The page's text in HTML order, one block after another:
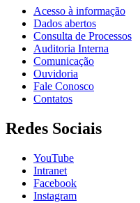
Acesso à informação
Dados abertos
Consulta de Processos
Auditoria Interna
Comunicação
Ouvidoria
Fale Conosco
Contatos
Redes Sociais
YouTube
Intranet
Facebook
Instagram